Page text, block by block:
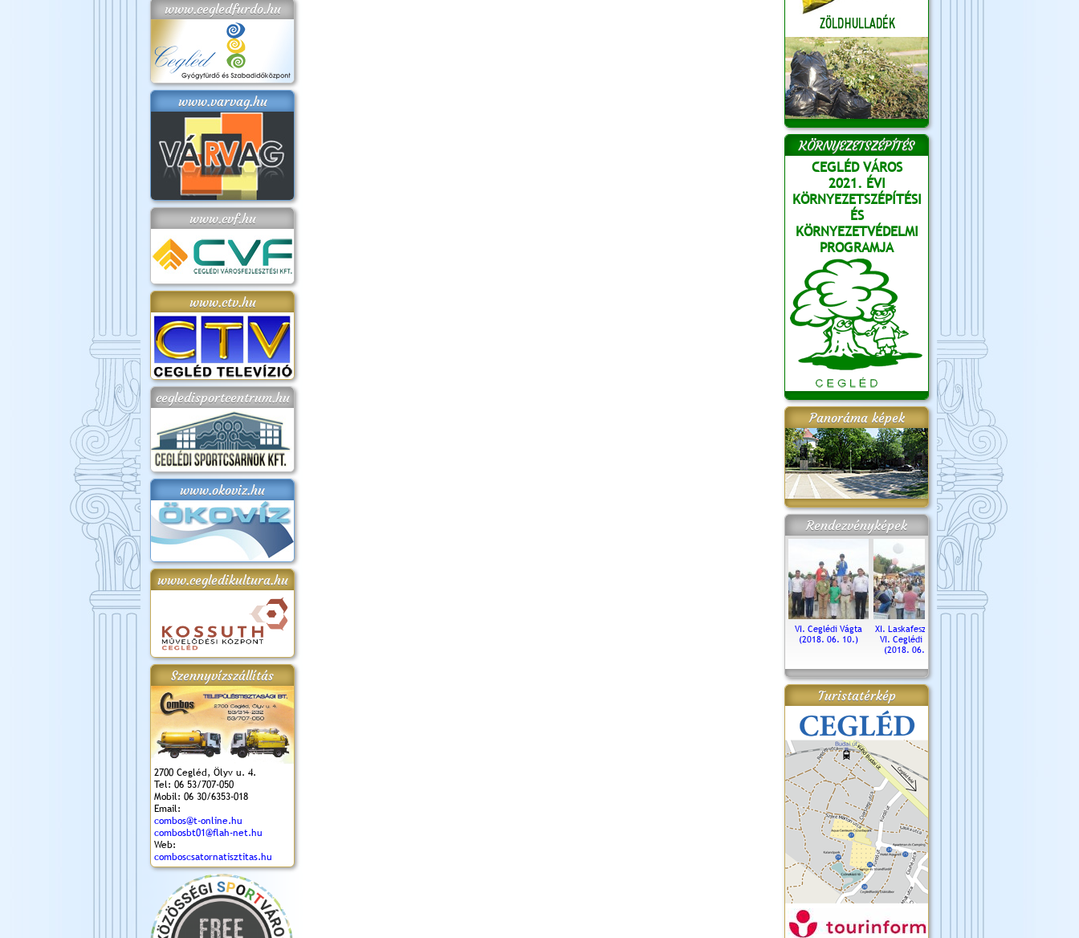
www.cegledfurdo.hu
www.varvag.hu
www.cvf.hu
www.ctv.hu
cegledisportcentrum.hu
www.okoviz.hu
www.cegledikultura.hu
Szennyvízszállítás
2700 Cegléd, Ölyv u. 4.
Tel: 06 53/707-050
Mobil: 06 30/6353-018
Email:
combos@t-online.hu
combosbt01@flah-net.hu
Web:
comboscsatornatisztitas.hu
KÖRNYEZETSZÉPÍTÉS
CEGLÉD VÁROS
2021. ÉVI
KÖRNYEZETSZÉPÍTÉSI
ÉS
KÖRNYEZETVÉDELMI
PROGRAMJA
Panoráma képek
Rendezvényképek
VI. Ceglédi Vágta
(2018. 06. 10.)
XI. Laskafesztivál és
VI. Ceglédi Vágta
(2018. 06. 10.)
Városnapok 2018.
Kossuth Toborzó
Ünnepély
Szent István Ünnepe
(2017. 08. 20.)
Turistatérkép